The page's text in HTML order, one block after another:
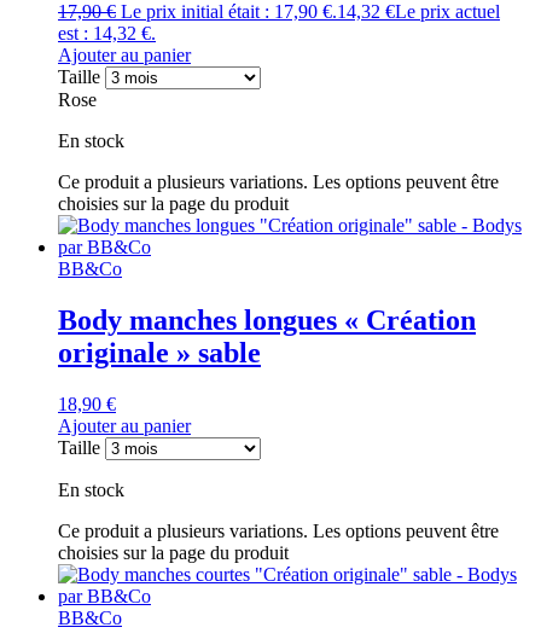
17,90€ Le prix initial était : 17,90 €.14,32 €Le prix actuel
est : 14,32 €.
Ajouter au panier
Taille
Rose
En stock
Ce produit a plusieurs variations. Les options peuvent être
choisies sur la page du produit
BB&Co
Body manches longues « Création
originale » sable
18,90 €
Ajouter au panier
Taille
En stock
Ce produit a plusieurs variations. Les options peuvent être
choisies sur la page du produit
BB&Co